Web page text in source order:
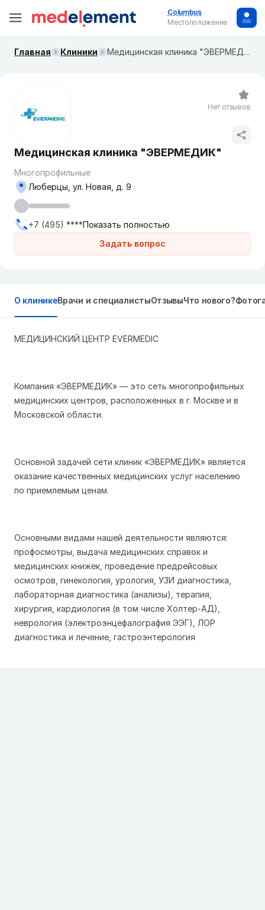
Columbus
Местоположение
Главная Клиники Медицинская клиника "ЭВЕРМЕДИК"
Медицинская клиника "ЭВЕРМЕДИК"
Многопрофильные
Задать вопрос
Люберцы, ул. Новая, д. 9
+7 (495) ****Показать полностью
Нет отзывов
О клиникеВрачи и специалистыОтзывыЧто нового?
МЕДИЦИНСКИЙ ЦЕНТР EVERMEDIC
Компания «ЭВЕРМЕДИК» — это сеть многопрофильных
медицинских центров, расположенных в г. Москве и в
Московской области.
Основной задачей сети клиник «ЭВЕРМЕДИК» является
оказание качественных медицинских услуг населению
по приемлемым ценам.
Основными видами нашей деятельности являются:
профосмотры, выдача медицинских справок и
медицинских книжек, проведение предрейсовых
осмотров, гинекология, урология, УЗИ диагностика,
лабораторная диагностика (анализы), терапия,
хирургия, кардиология (в том числе Холтер-АД),
неврология (электроэнцефалография ЭЭГ), ЛОР
диагностика и лечение, гастроэнтерология